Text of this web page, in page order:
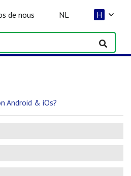
de nous NL H
Android & iOs?